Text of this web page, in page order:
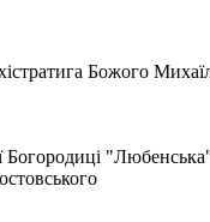
Божого
Богородиці